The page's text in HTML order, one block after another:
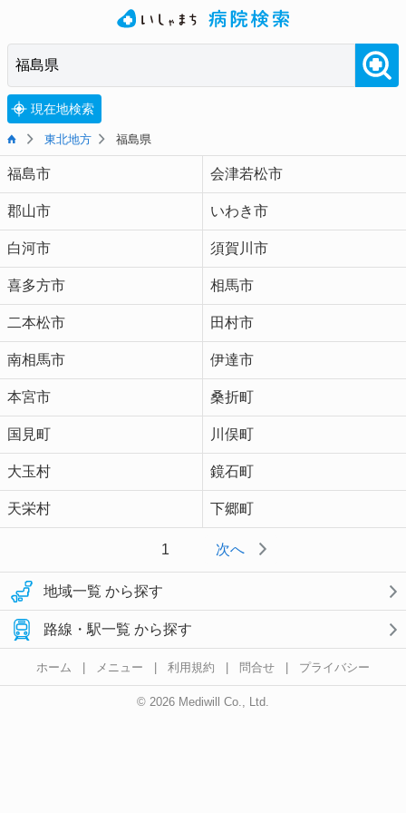
現在地検索
東北地方 福島県
福島市 会津若松市
郡山市 いわき市
白河市 須賀川市
喜多方市 相馬市
二本松市 田村市
南相馬市 伊達市
本宮市 桑折町
国見町 川俣町
大玉村 鏡石町
天栄村 下郷町
1 次へ
地域一覧 から探す
路線・駅一覧 から探す
ホーム | メニュー | 利用規約 | 問合せ | プライバシー
© 2026 Mediwill Co., Ltd.